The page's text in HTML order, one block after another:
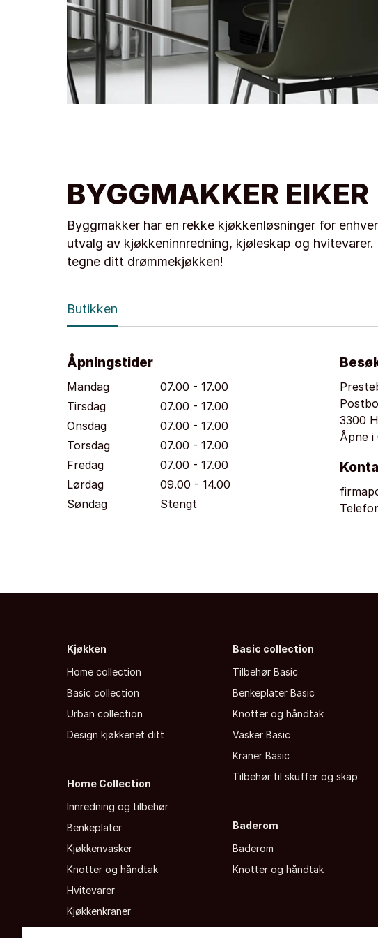
BYGGMAKKER EIKER
Byggmakker har en rekke kjøkkenløsninger for
utvalg av kjøkkeninnredning, kjøleskap og
tegne ditt drømmekjøkken!
Butikken
Åpningstider
Mandag
07.00 - 17.00
Tirsdag
07.00 - 17.00
Onsdag
07.00 - 17.00
Torsdag
07.00 - 17.00
Fredag
07.00 - 17.00
Lørdag
09.00 - 14.00
Søndag
Stengt
3300
Åpne i
Kjøkken
Home collection
Basic collection
Urban collection
Design kjøkkenet ditt
Home Collection
Innredning og tilbehør
Benkeplater
Kjøkkenvasker
Knotter og håndtak
Hvitevarer
Kjøkkenkraner
Basic collection
Tilbehør Basic
Benkeplater Basic
Knotter og håndtak
Vasker Basic
Kraner Basic
Tilbehør til skuffer og skap
Baderom
Baderom
Knotter og håndtak